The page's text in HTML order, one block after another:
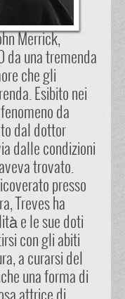
Merrick,
da una tremenda
che gli
Esibito nei
da
dal dottor
dalle condizioni
trovato.
presso
Treves ha
e le sue doti
con gli abiti
a curarsi del
una forma di